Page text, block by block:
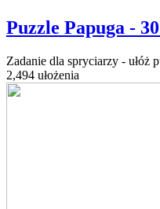
Puzzle Papuga -
Zadanie dla spryciarzy - ułóż
2,494 ułożenia